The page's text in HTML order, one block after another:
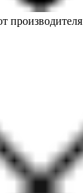
производителя